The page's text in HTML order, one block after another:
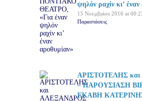
ψηλόν ραχίν κι’
15 Νοεμβρίου 2016 at
Παραστάσεις
ΑΡΙΣΤΟΤΕΛΗΣ
– ΠΑΡΟΥΣΙΑΣΗ
ΕΚΑΒΗ ΚΑΤΕΡΙΝΗΣ